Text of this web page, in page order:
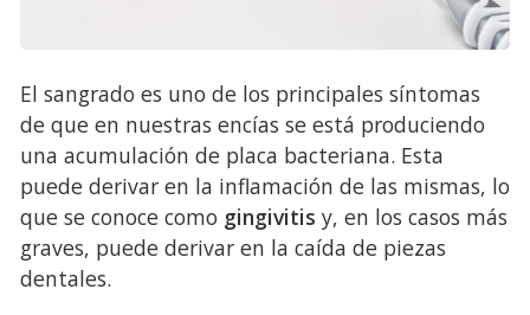
El sangrado es uno de los principales síntomas
de que en nuestras encías se está produciendo
una acumulación de placa bacteriana. Esta
puede derivar en la inflamación de las mismas, lo
que se conoce como gingivitis y, en los casos más
graves, puede derivar en la caída de piezas
dentales.